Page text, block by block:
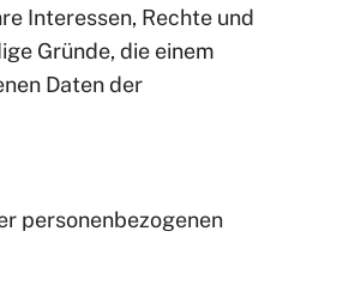
Interessen, Rechte und
Gründe, die einem
Daten der
personenbezogenen